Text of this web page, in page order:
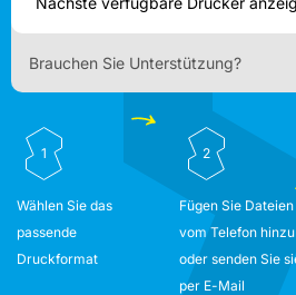
Brauchen Sie Unterstützung?
1
Wählen Sie das
passende
Druckformat
2
Fügen Sie Dateien
vom Telefon hinzu
oder senden Sie
per E-Mail